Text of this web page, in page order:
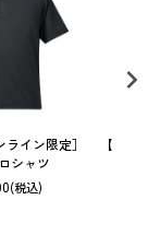
イン限定］
シャツ
(税込)
【ウィ